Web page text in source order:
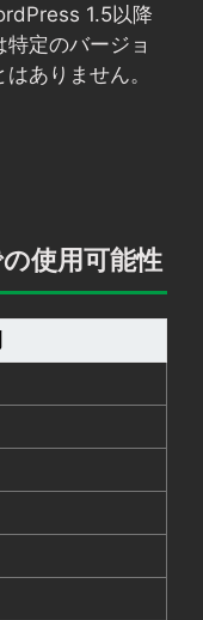
1.5以降
定のバージョ
ありません。
使用可能性